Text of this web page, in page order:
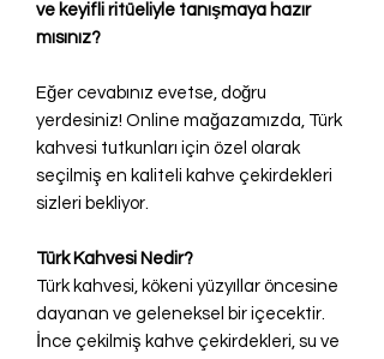
ve keyifli ritüeliyle tanışmaya hazır
mısınız?
Eğer cevabınız evetse, doğru
yerdesiniz! Online mağazamızda, Türk
kahvesi tutkunları için özel olarak
seçilmiş en kaliteli kahve çekirdekleri
sizleri bekliyor.
Türk Kahvesi Nedir?
Türk kahvesi, kökeni yüzyıllar öncesine
dayanan ve geleneksel bir içecektir.
İnce çekilmiş kahve çekirdekleri, su ve